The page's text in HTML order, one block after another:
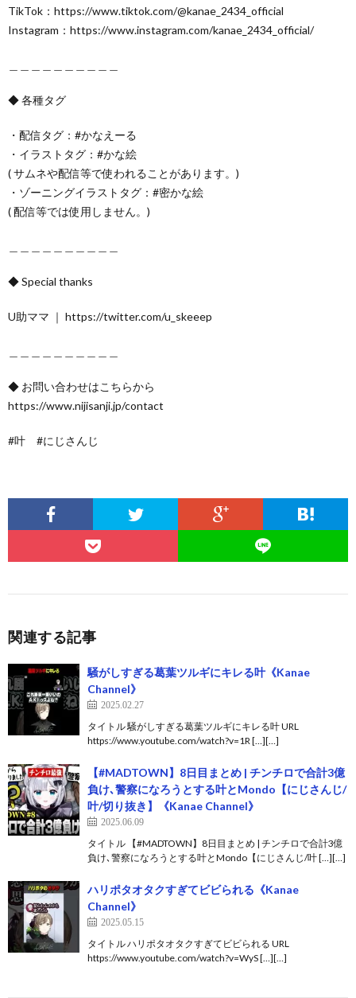
TikTok：https://www.tiktok.com/@kanae_2434_official
Instagram：https://www.instagram.com/kanae_2434_official/
◆ 各種タグ
・配信タグ：#かなえーる
・イラストタグ：#かな絵
( サムネや配信等で使われることがあります。)
・ゾーニングイラストタグ：#密かな絵
( 配信等では使用しません。)
◆ Special thanks
U助ママ ｜ https://twitter.com/u_skeeep
◆ お問い合わせはこちらから
https://www.nijisanji.jp/contact
#叶 #にじさんじ
関連する記事
騒がしすぎる葛葉ツルギにキレる叶《Kanae
Channel》
2025.02.27
タイトル 騒がしすぎる葛葉ツルギにキレる叶 URL
https://www.youtube.com/watch?v=1R […][…]
【#MADTOWN】8日目まとめ | チンチロで合計3億
負け､警察になろうとする叶とMondo【にじさんじ/
叶/切り抜き】《Kanae Channel》
2025.06.09
タイトル 【#MADTOWN】8日目まとめ | チンチロで合計3億
負け､警察になろうとする叶とMondo【にじさんじ/叶 […][…]
ハリポタオタクすぎてビビられる《Kanae
Channel》
2025.05.15
タイトル ハリポタオタクすぎてビビられる URL
https://www.youtube.com/watch?v=WyS […][…]